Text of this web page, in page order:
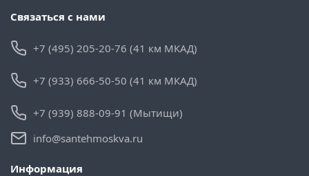
Связаться с нами
+7 (495) 205-20-76 (41 км МКАД)
+7 (933) 666-50-50 (41 км МКАД)
+7 (939) 888-09-91 (Мытищи)
info@santehmoskva.ru
Информация